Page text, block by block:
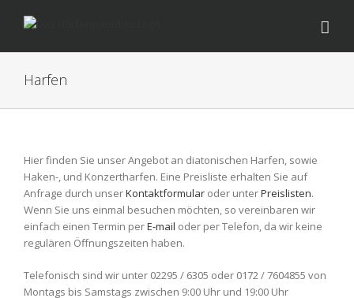
Inhalt
Harfen
Hier finden Sie unser Angebot an diatonischen Harfen, sowie
Haken-, und Konzertharfen. Eine Preisliste erhalten Sie auf
Anfrage durch unserKontaktformular oder unterPreislisten.
Wenn Sie uns einmal besuchen möchten, so vereinbaren wir
einfach einen Termin perE-mail oder per Telefon, da wir keine
regulären Öffnungszeiten haben.
Telefonisch sind wir unter 02295 / 6305 oder 0172 / 7604855 von
Montags bis Samstags zwischen 9:00 Uhr und 19:00 Uhr